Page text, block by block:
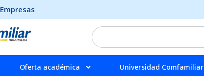
Empresas
Oferta académica Universidad Comfamiliar